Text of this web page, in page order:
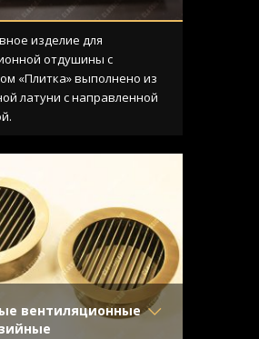
- Латунь
- Старение с
риской
- С отбортовкой
изделие для
отдушины с
«Плитка» выполнено из
латуни с направленной
вентиляционные